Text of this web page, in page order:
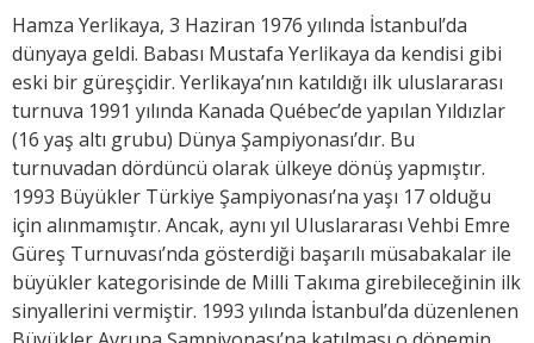
Hamza Yerlikaya, 3 Haziran 1976 yılında İstanbul’da
dünyaya geldi. Babası Mustafa Yerlikaya da kendisi gibi
eski bir güreşçidir. Yerlikaya’nın katıldığı ilk uluslararası
turnuva 1991 yılında Kanada Québec’de yapılan Yıldızlar
(16 yaş altı grubu) Dünya Şampiyonası’dır. Bu
turnuvadan dördüncü olarak ülkeye dönüş yapmıştır.
1993 Büyükler Türkiye Şampiyonası’na yaşı 17 olduğu
için alınmamıştır. Ancak, aynı yıl Uluslararası Vehbi Emre
Güreş Turnuvası’nda gösterdiği başarılı müsabakalar ile
büyükler kategorisinde de Milli Takıma girebileceğinin ilk
sinyallerini vermiştir. 1993 yılında İstanbul’da düzenlenen